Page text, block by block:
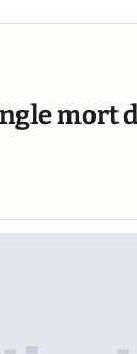
mort